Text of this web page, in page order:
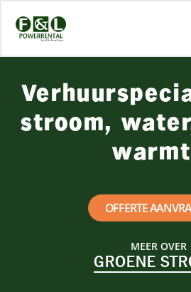
stroom,
OFFERTE
MEER OVER
GROENE